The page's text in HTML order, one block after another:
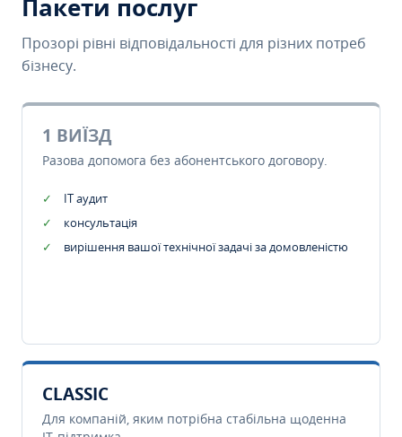
Пакети послуг
Прозорі рівні відповідальності для різних потреб
бізнесу.
1 ВИЇЗД
Разова допомога без абонентського договору.
IT аудит
консультація
вирішення вашої технічної задачі за домовленістю
CLASSIC
Для компаній, яким потрібна стабільна щоденна